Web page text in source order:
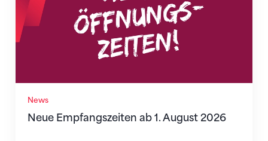
News
Neue Empfangszeiten ab 1. August 2026